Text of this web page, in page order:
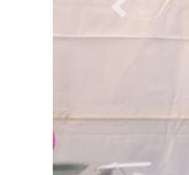
Previous